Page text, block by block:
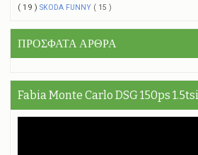
( 19 ) SKODA FUNNY ( 15 )
ΠΡΟΣΦΑΤΑ ΑΡΘΡΑ
Fabia Monte Carlo DSG 150ps 1.5tsi